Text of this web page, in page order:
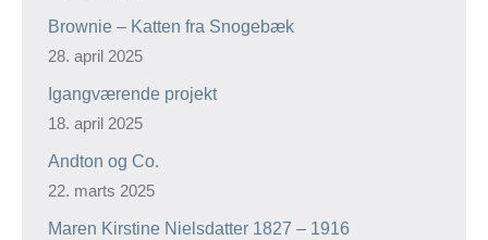
Brownie – Katten fra Snogebæk
28. april 2025
Igangværende projekt
18. april 2025
Andton og Co.
22. marts 2025
Maren Kirstine Nielsdatter 1827 – 1916